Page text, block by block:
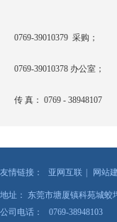
0769-39010379 采购；
0769-39010378 办公室；
传 真： 0769 - 38948107
友情链接： 亚网互联 网站
地址： 东莞市塘厦镇科苑城蛟
公司电话： 0769-38948103